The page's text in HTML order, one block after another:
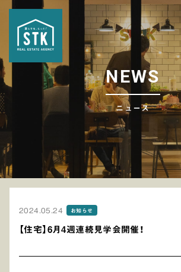
NEWS
ニュース
2024.05.24 お知らせ
【住宅】6月4週連続見学会開催！